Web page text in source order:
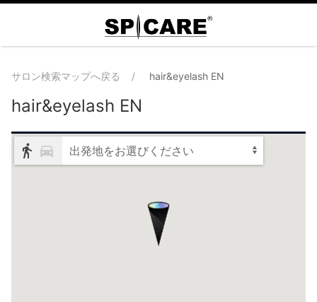
サロン検索マップへ戻る hair&eyelash EN
hair&eyelash EN
出発地をお選びください